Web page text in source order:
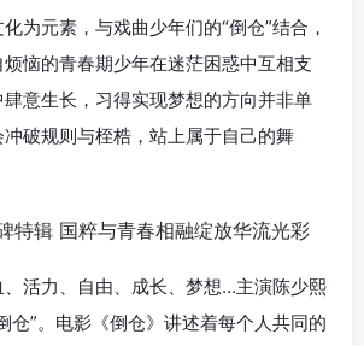
为元素，与戏曲少年们的“倒仓”结合，
恼的青春期少年在迷茫困惑中互相支
意生长，习得实现梦想的方向并非单
破规则与桎梏，站上属于自己的舞
活力、自由、成长、梦想…主演陈少熙
仓”。电影《倒仓》讲述着每个人共同的